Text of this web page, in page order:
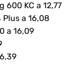
600 KC a 12,77
Plus a 16,08
a 16,09